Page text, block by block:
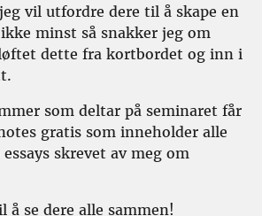
vil utfordre dere til å skape en
minst så snakker jeg om
dette fra kortbordet og inn i
som deltar på seminaret får
gratis som inneholder alle
skrevet av meg om
å se dere alle sammen!